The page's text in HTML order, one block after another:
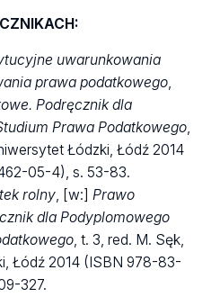
uwarunkowania
prawa podatkowego,
Podręcznik dla
Prawa Podatkowego,
Łódzki, Łódź 2014
05-4), s. 53-83.
rolny, [w:]Prawo
dla Podyplomowego
, t. 3, red. M. Sęk,
Łódź 2014 (ISBN 978-83-
327.